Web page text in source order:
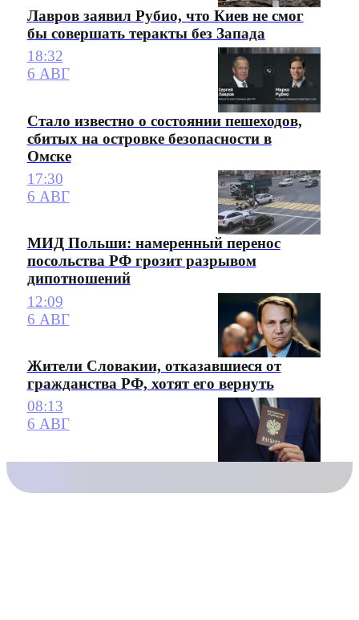
Лавров заявил Рубио, что Киев не смог
бы совершать теракты без Запада
18:32
6 АВГ
Стало известно о состоянии пешеходов,
сбитых на островке безопасности в
Омске
17:30
6 АВГ
МИД Польши: намеренный перенос
посольства РФ грозит разрывом
дипотношений
12:09
6 АВГ
Жители Словакии, отказавшиеся от
гражданства РФ, хотят его вернуть
08:13
6 АВГ